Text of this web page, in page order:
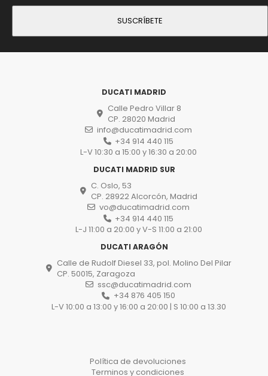
DUCATI MADRID
Calle Pedro Villar 8
CP. 28020 Madrid
info@ducatimadrid.com
+34 914 440 115
L-V 10:30 a 15:00 y 16:30 a 20:00
DUCATI MADRID SUR
C. Oslo, 53
CP. 28922 Alcorcón, Madrid
vo@ducatimadrid.com
+34 914 440 115
L-J 11:00 a 20:00 y V-S 11:00 a 21:00
DUCATI ARAGÓN
Calle de Rudolf Diesel 33, pol. Molino Del Pilar
CP. 50015, Zaragoza
ssc@ducatimadrid.com
+34 876 405 150
L-V 10:00 a 13:00 y 16:00 a 20:00 | S 10:00 a 13.30
Política de devoluciones
Terminos y condiciones